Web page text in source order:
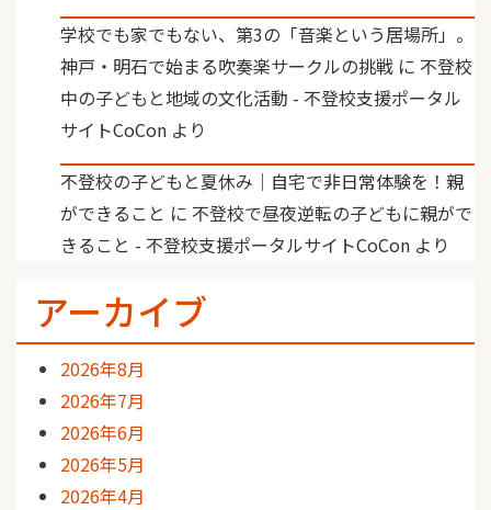
学校でも家でもない、第3の「音楽という居場所」。
神戸・明石で始まる吹奏楽サークルの挑戦 に 不登校
中の子どもと地域の文化活動 - 不登校支援ポータル
サイトCoCon より
不登校の子どもと夏休み｜自宅で非日常体験を！親
ができること に 不登校で昼夜逆転の子どもに親がで
きること - 不登校支援ポータルサイトCoCon より
アーカイブ
2026年8月
2026年7月
2026年6月
2026年5月
2026年4月